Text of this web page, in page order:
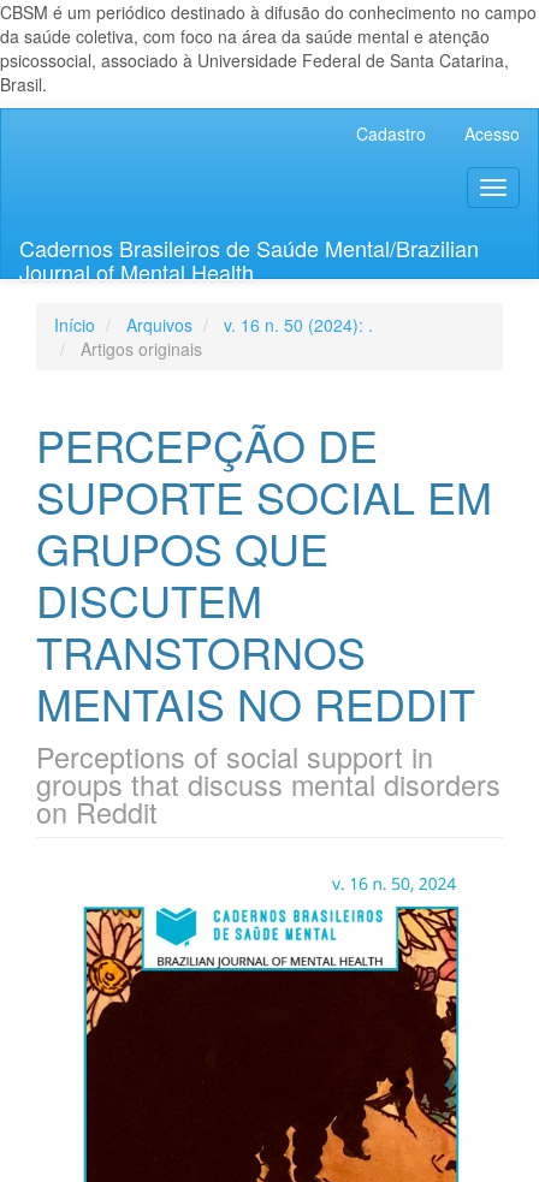
CBSM é um periódico destinado à difusão do conhecimento no campo
da saúde coletiva, com foco na área da saúde mental e atenção
psicossocial, associado à Universidade Federal de Santa Catarina,
Brasil.
Lateral
Cadastro Acesso
Cadernos Brasileiros de Saúde Mental/Brazilian
Journal of Mental Health
Início Arquivos
v. 16 n. 50 (2024): .
Artigos originais
PERCEPÇÃO DE
SUPORTE SOCIAL EM
GRUPOS QUE
DISCUTEM
TRANSTORNOS
MENTAIS NO REDDIT
Perceptions of social support in
groups that discuss mental disorders
on Reddit
lateral
artigos